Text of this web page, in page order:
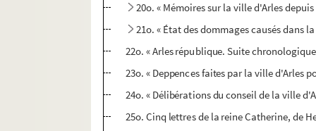
20o. « Mémoires sur la ville d'Arles
21o. « État des dommages causés dans
22o. « Arles république. Suite
23o. « Deppences faites par la ville d'Arles
24o. « Délibérations du conseil de la ville
25o. Cinq lettres de la reine Catherine, de